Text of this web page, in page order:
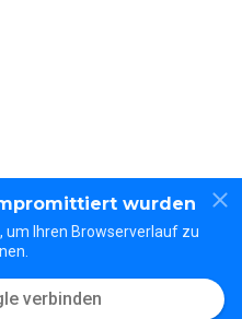
wurden
um Ihren Browserverlauf zu
verbinden